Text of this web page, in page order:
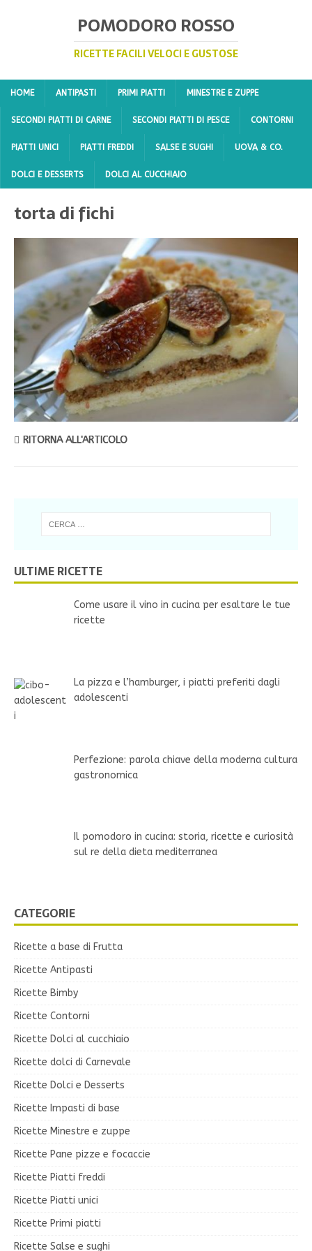
POMODORO ROSSO
RICETTE FACILI VELOCI E GUSTOSE
HOME ANTIPASTI PRIMI PIATTI MINESTRE E ZUPPE
SECONDI PIATTI DI CARNE SECONDI PIATTI DI PESCE CONTORNI
PIATTI UNICI PIATTI FREDDI SALSE E SUGHI UOVA & CO.
DOLCI E DESSERTS DOLCI AL CUCCHIAIO
torta di fichi
RITORNA ALL'ARTICOLO
ULTIME RICETTE
Come usare il vino in cucina per esaltare le tue
ricette
La pizza e l’hamburger, i piatti preferiti dagli
adolescenti
Perfezione: parola chiave della moderna cultura
gastronomica
Il pomodoro in cucina: storia, ricette e curiosità
sul re della dieta mediterranea
CATEGORIE
Ricette a base di Frutta
Ricette Antipasti
Ricette Bimby
Ricette Contorni
Ricette Dolci al cucchiaio
Ricette dolci di Carnevale
Ricette Dolci e Desserts
Ricette Impasti di base
Ricette Minestre e zuppe
Ricette Pane pizze e focaccie
Ricette Piatti freddi
Ricette Piatti unici
Ricette Primi piatti
Ricette Salse e sughi